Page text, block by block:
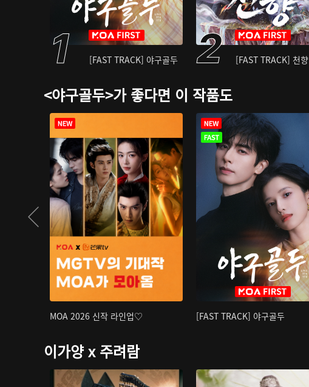
[FAST TRACK] 야구골두 [FAST TRACK] 천향
<야구골두>가 좋다면 이 작품도
MOA 2026 신작 라인업♡ [FAST TRACK] 야구골두
이가양 x 주려람